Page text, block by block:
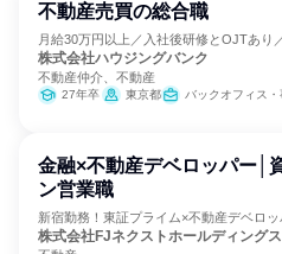
不動産売買の総合職
月給30万円以上／入社後研修とOJTあり
株式会社ハウジングバンク
不動産仲介、不動産
27年卒 東京都 バックオフィス・事
金融×不動産デベロッパー│
ン営業職
新宿勤務！東証プライム×不動産デベロ
株式会社FJネクストホールディングス